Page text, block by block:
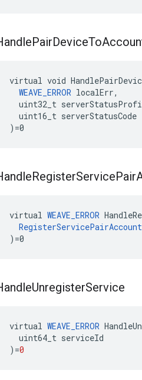
PairDeviceTo
virtual void
WEAVE_ERROR localErr,
uint32_t
  uint16_t serverStatusCode
)=0
RegisterServicePair
virtual WEAVE_ERROR
)=0
UnregisterService
virtual WEAVE_ERROR
uint64_t serviceId
) =0